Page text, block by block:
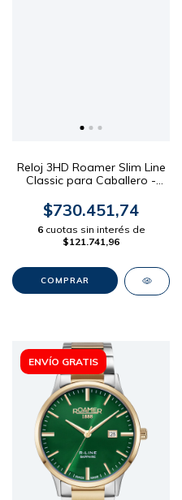
Reloj 3HD Roamer Slim Line
Classic para Caballero -
40mm
$730.451,74
6 cuotas sin interés de
$121.741,96
ENVÍO GRATIS